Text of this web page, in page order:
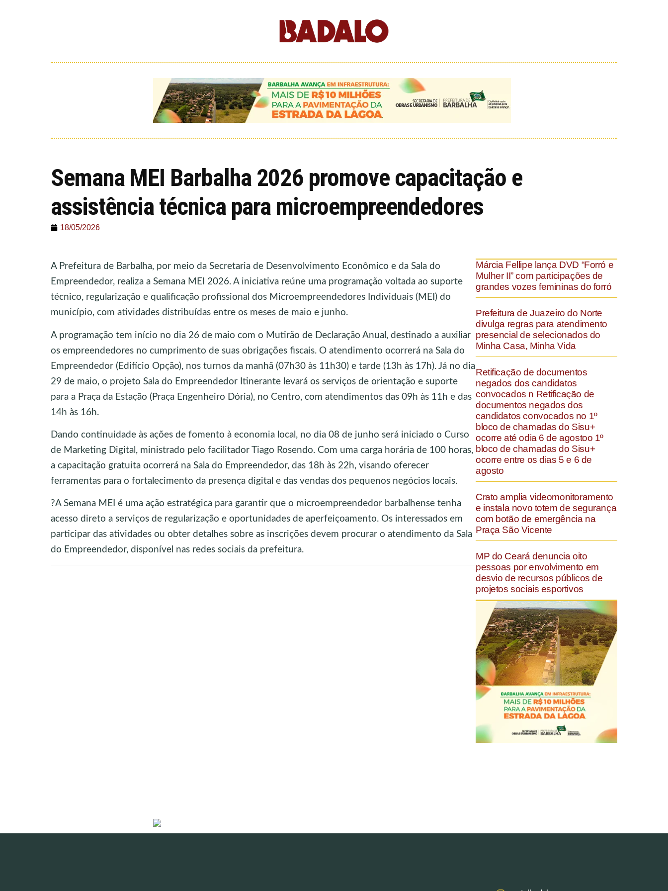
Semana MEI Barbalha 2026 promove capacitação e
assistência técnica para microempreendedores
18/05/2026
A Prefeitura de Barbalha, por meio da Secretaria de Desenvolvimento Econômico e da Sala do
Empreendedor, realiza a Semana MEI 2026. A iniciativa reúne uma programação voltada ao suporte
técnico, regularização e qualificação profissional dos Microempreendedores Individuais (MEI) do
município, com atividades distribuídas entre os meses de maio e junho.
A programação tem início no dia 26 de maio com o Mutirão de Declaração Anual, destinado a auxiliar
os empreendedores no cumprimento de suas obrigações fiscais. O atendimento ocorrerá na Sala do
Empreendedor (Edifício Opção), nos turnos da manhã (07h30 às 11h30) e tarde (13h às 17h). Já no dia
29 de maio, o projeto Sala do Empreendedor Itinerante levará os serviços de orientação e suporte
para a Praça da Estação (Praça Engenheiro Dória), no Centro, com atendimentos das 09h às 11h e das
14h às 16h.
Dando continuidade às ações de fomento à economia local, no dia 08 de junho será iniciado o Curso
de Marketing Digital, ministrado pelo facilitador Tiago Rosendo. Com uma carga horária de 100 horas,
a capacitação gratuita ocorrerá na Sala do Empreendedor, das 18h às 22h, visando oferecer
ferramentas para o fortalecimento da presença digital e das vendas dos pequenos negócios locais.
?A Semana MEI é uma ação estratégica para garantir que o microempreendedor barbalhense tenha
acesso direto a serviços de regularização e oportunidades de aperfeiçoamento. Os interessados em
participar das atividades ou obter detalhes sobre as inscrições devem procurar o atendimento da Sala
do Empreendedor, disponível nas redes sociais da prefeitura.
Márcia Fellipe lança DVD “Forró e
Mulher II” com participações de
grandes vozes femininas do forró
Prefeitura de Juazeiro do Norte
divulga regras para atendimento
presencial de selecionados do
Minha Casa, Minha Vida
Retificação de documentos
negados dos candidatos
convocados n Retificação de
documentos negados dos
candidatos convocados no 1º
bloco de chamadas do Sisu+
ocorre até odia 6 de agostoo 1º
bloco de chamadas do Sisu+
ocorre entre os dias 5 e 6 de
agosto
Crato amplia videomonitoramento
e instala novo totem de segurança
com botão de emergência na
Praça São Vicente
MP do Ceará denuncia oito
pessoas por envolvimento em
desvio de recursos públicos de
projetos sociais esportivos